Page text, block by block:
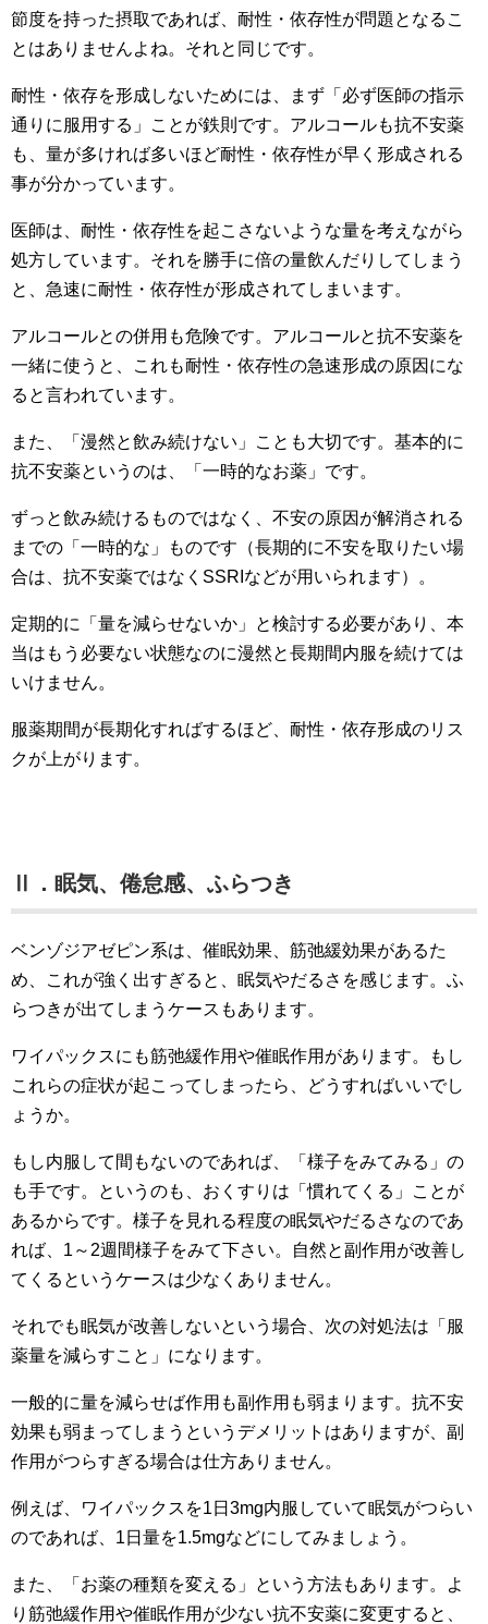
節度を持った摂取であれば、耐性・依存性が問題となるこ
とはありませんよね。それと同じです。
耐性・依存を形成しないためには、まず「必ず医師の指示
通りに服用する」ことが鉄則です。アルコールも抗不安薬
も、量が多ければ多いほど耐性・依存性が早く形成される
事が分かっています。
医師は、耐性・依存性を起こさないような量を考えながら
処方しています。それを勝手に倍の量飲んだりしてしまう
と、急速に耐性・依存性が形成されてしまいます。
アルコールとの併用も危険です。アルコールと抗不安薬を
一緒に使うと、これも耐性・依存性の急速形成の原因にな
ると言われています。
また、「漫然と飲み続けない」ことも大切です。基本的に
抗不安薬というのは、「一時的なお薬」です。
ずっと飲み続けるものではなく、不安の原因が解消される
までの「一時的な」ものです（長期的に不安を取りたい場
合は、抗不安薬ではなくSSRIなどが用いられます）。
定期的に「量を減らせないか」と検討する必要があり、本
当はもう必要ない状態なのに漫然と長期間内服を続けては
いけません。
服薬期間が長期化すればするほど、耐性・依存形成のリス
クが上がります。
Ⅱ．眠気、倦怠感、ふらつき
ベンゾジアゼピン系は、催眠効果、筋弛緩効果があるた
め、これが強く出すぎると、眠気やだるさを感じます。ふ
らつきが出てしまうケースもあります。
ワイパックスにも筋弛緩作用や催眠作用があります。もし
これらの症状が起こってしまったら、どうすればいいでし
ょうか。
もし内服して間もないのであれば、「様子をみてみる」の
も手です。というのも、おくすりは「慣れてくる」ことが
あるからです。様子を見れる程度の眠気やだるさなのであ
れば、1～2週間様子をみて下さい。自然と副作用が改善し
てくるというケースは少なくありません。
それでも眠気が改善しないという場合、次の対処法は「服
薬量を減らすこと」になります。
一般的に量を減らせば作用も副作用も弱まります。抗不安
効果も弱まってしまうというデメリットはありますが、副
作用がつらすぎる場合は仕方ありません。
例えば、ワイパックスを1日3mg内服していて眠気がつらい
のであれば、1日量を1.5mgなどにしてみましょう。
また、「お薬の種類を変える」という方法もあります。よ
り筋弛緩作用や催眠作用が少ない抗不安薬に変更すると、